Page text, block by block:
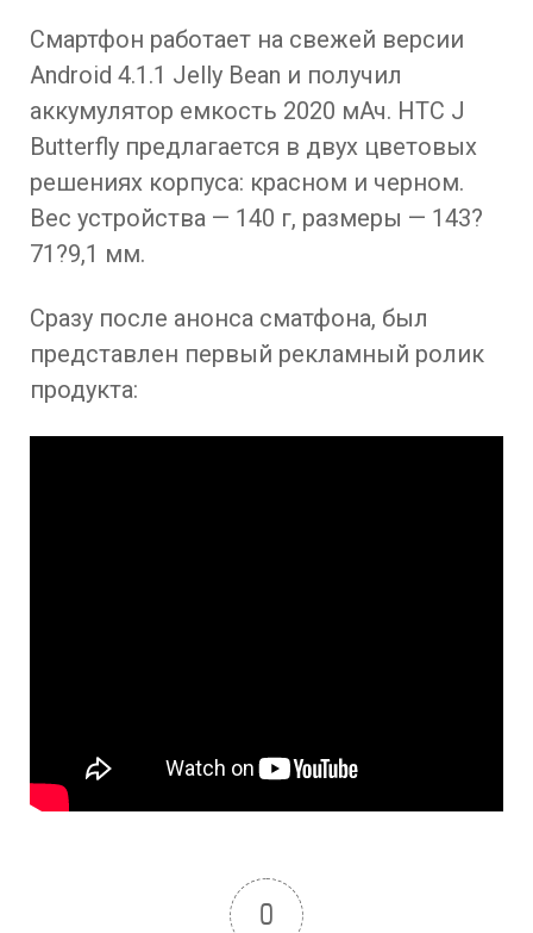
Смартфон работает на свежей версии
Android 4.1.1 Jelly Bean и получил
аккумулятор емкость 2020 мАч. HTC J
Butterfly предлагается в двух цветовых
решениях корпуса: красном и черном.
Вес устройства — 140 г, размеры — 143?
71?9,1 мм.
Сразу после анонса сматфона, был
представлен первый рекламный ролик
продукта:
0